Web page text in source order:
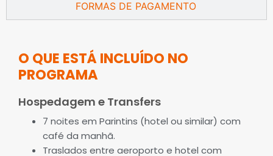
FORMAS DE PAGAMENTO
O QUE ESTÁ INCLUÍDO NO
PROGRAMA
Hospedagem e Transfers
7 noites em Parintins (hotel ou similar) com
café da manhã.
Traslados entre aeroporto e hotel com